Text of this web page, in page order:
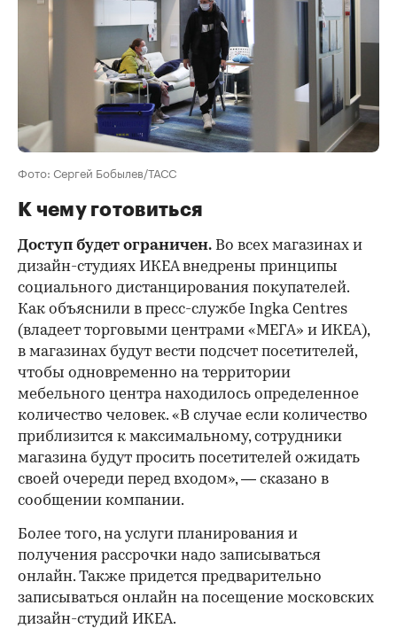
Фото: Сергей Бобылев/ТАСС
К чему готовиться
Доступ будет ограничен. Во всех магазинах и
дизайн-студиях ИКЕА внедрены принципы
социального дистанцирования покупателей.
Как объяснили в пресс-службе Ingka Centres
(владеет торговыми центрами «МЕГА» и ИКЕА),
в магазинах будут вести подсчет посетителей,
чтобы одновременно на территории
мебельного центра находилось определенное
количество человек. «В случае если количество
приблизится к максимальному, сотрудники
магазина будут просить посетителей ожидать
своей очереди перед входом», — сказано в
сообщении компании.
Более того, на услуги планирования и
получения рассрочки надо записываться
онлайн. Также придется предварительно
записываться онлайн на посещение московских
дизайн-студий ИКЕА.